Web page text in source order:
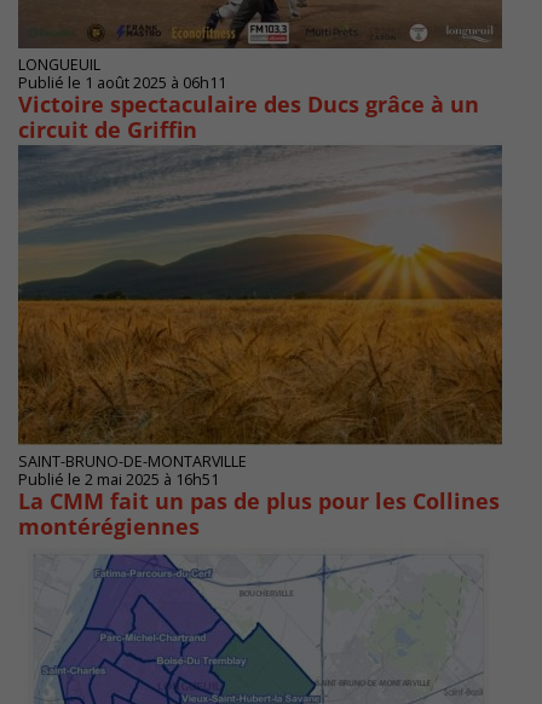
LONGUEUIL
Publié le 1 août 2025 à 06h11
Victoire spectaculaire des Ducs grâce à un
circuit de Griffin
SAINT-BRUNO-DE-MONTARVILLE
Publié le 2 mai 2025 à 16h51
La CMM fait un pas de plus pour les Collines
montérégiennes